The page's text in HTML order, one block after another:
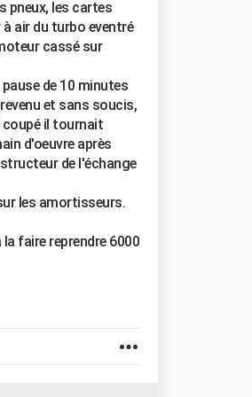
pneux, les cartes
air du turbo eventré
cassé sur
de 10 minutes
et sans soucis,
coupé il tournait
d'oeuvre après
de l'échange
les amortisseurs.
faire reprendre 6000